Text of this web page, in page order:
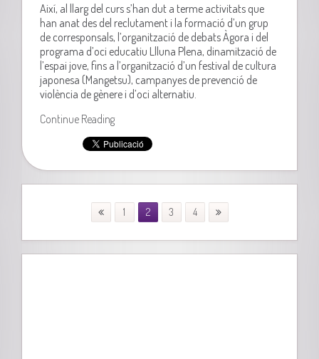
Així, al llarg del curs s’han dut a terme activitats que
han anat des del reclutament i la formació d’un grup
de corresponsals, l’organització de debats Àgora i del
programa d’oci educatiu Llluna Plena, dinamització de
l’espai jove, fins a l’organització d’un festival de cultura
japonesa (Mangetsu), campanyes de prevenció de
violència de gènere i d’oci alternatiu.
Continue Reading
1 2 3 4